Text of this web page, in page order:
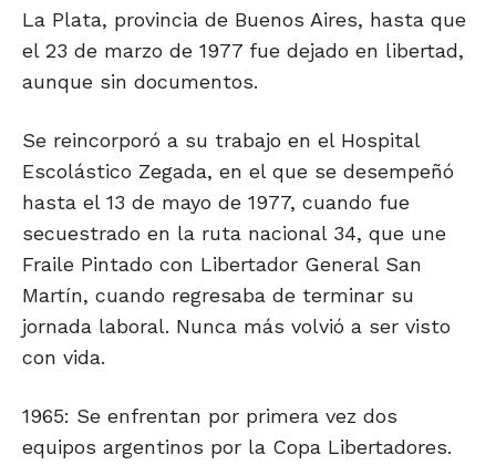
La Plata, provincia de Buenos Aires, hasta que
el 23 de marzo de 1977 fue dejado en libertad,
aunque sin documentos.
Se reincorporó a su trabajo en el Hospital
Escolástico Zegada, en el que se desempeñó
hasta el 13 de mayo de 1977, cuando fue
secuestrado en la ruta nacional 34, que une
Fraile Pintado con Libertador General San
Martín, cuando regresaba de terminar su
jornada laboral. Nunca más volvió a ser visto
con vida.
1965: Se enfrentan por primera vez dos
equipos argentinos por la Copa Libertadores.